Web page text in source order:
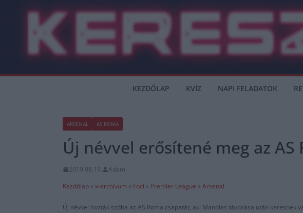
KEZDŐLAP KVÍZ NAPI FELADATOK
ARSENAL AS ROMA
Új névvel erősítené meg az
2019.08.19.
Adam
Kezdőlap » x-archívum » Foci » Premier League » Arsenal
Új névvel hozták szóba az AS Roma csapatát, aki Manolas távozása után